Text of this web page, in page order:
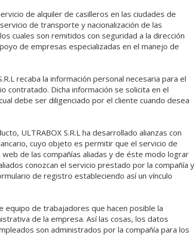
de alquiler de casilleros en las ciudades de
de transporte y nacionalización de las
cuales son remitidos con seguridad a la dirección
de empresas especializadas en el manejo de
recaba la información personal necesaria para el
contratado. Dicha información se solicita en el
debe ser diligenciado por el cliente cuando desea
ULTRABOX S.R.L ha desarrollado alianzas con
cuyo objeto es permitir que el servicio de
de las compañías aliadas y de éste modo lograr
conozcan el servicio prestado por la compañía y
de registro estableciendo así un vínculo
equipo de trabajadores que hacen posible la
de la empresa. Así las cosas, los datos
son administrados por la compañía para los